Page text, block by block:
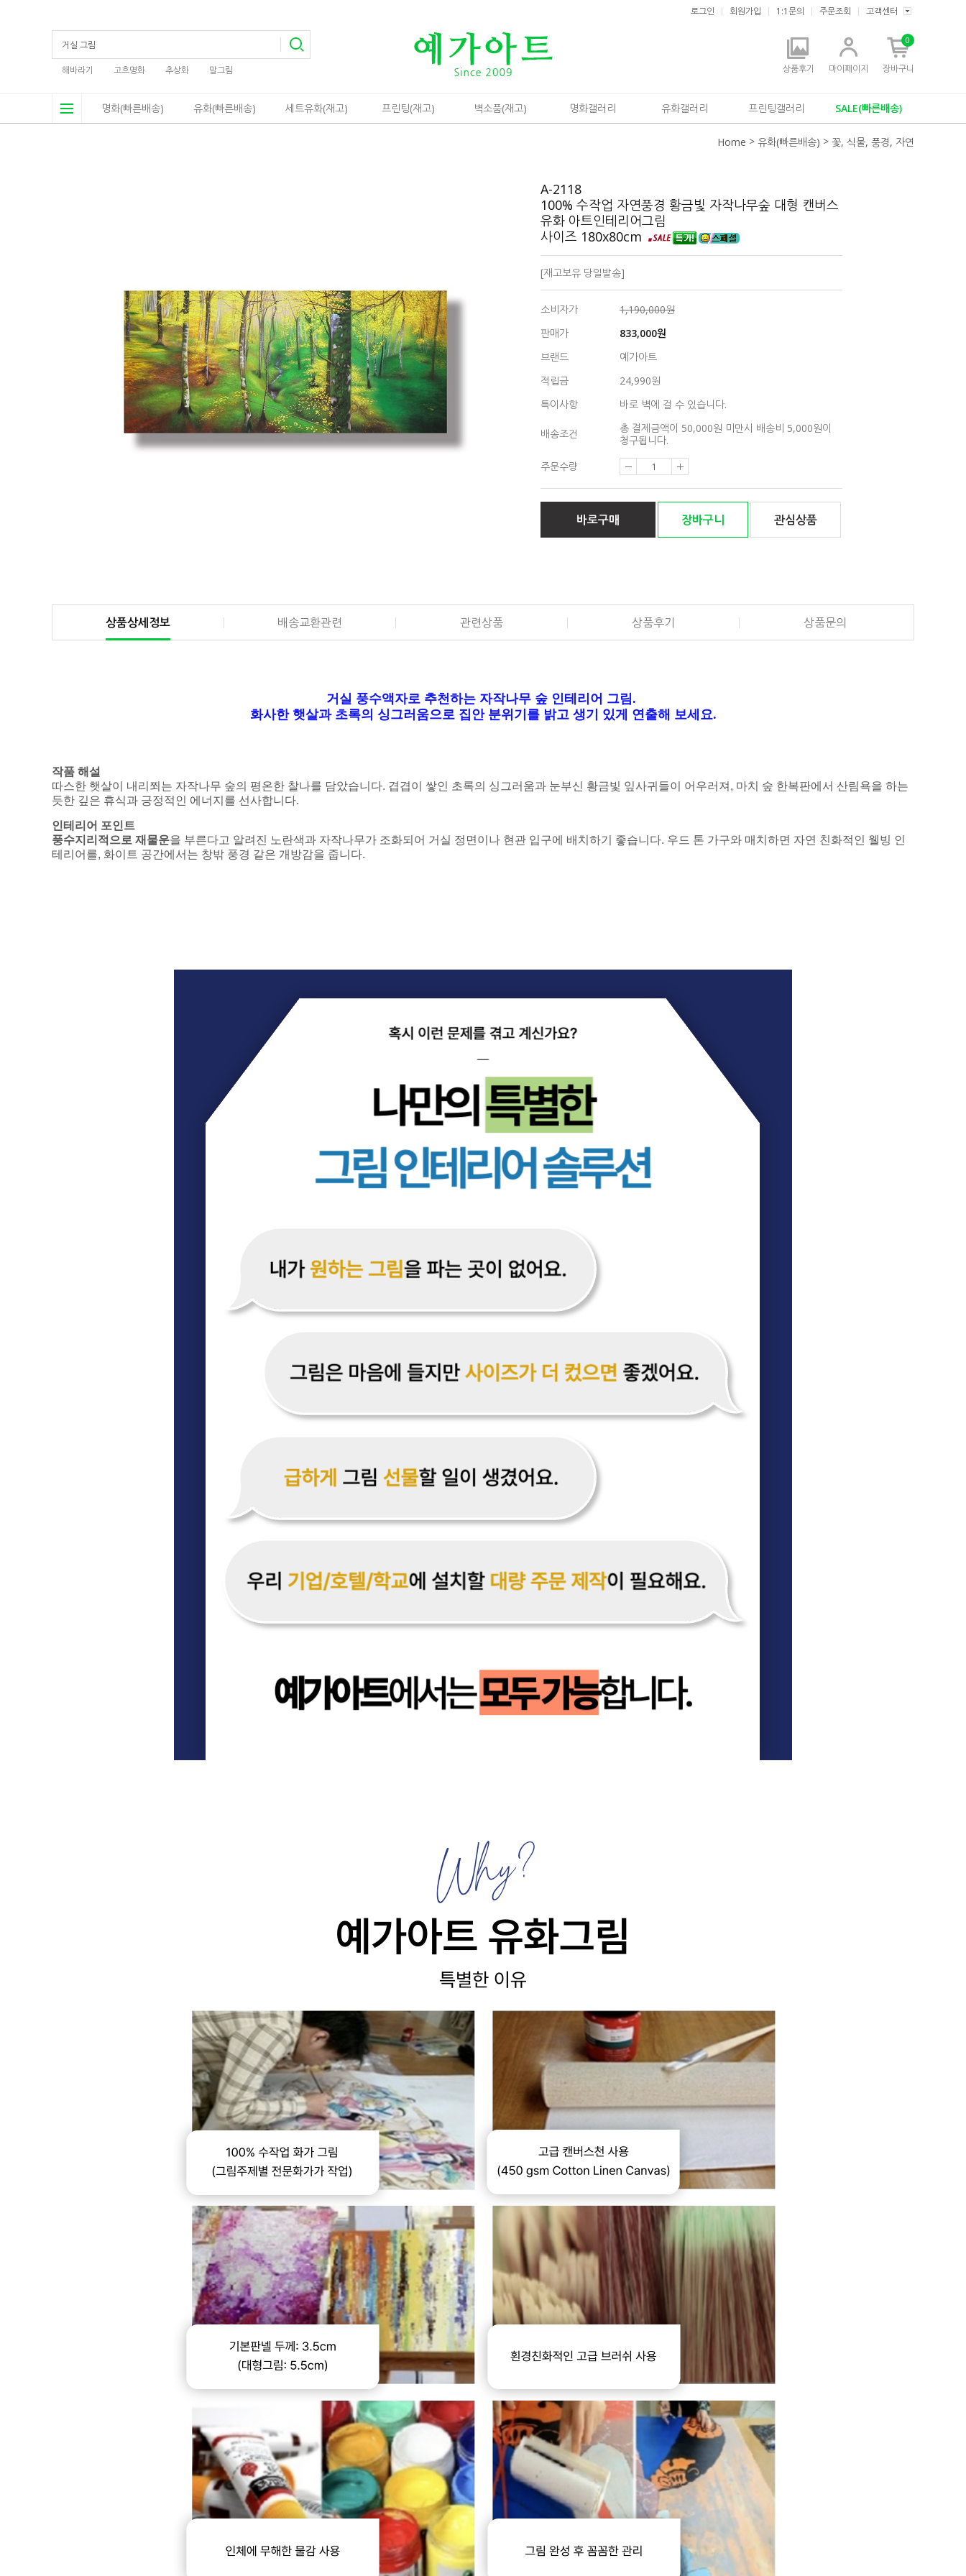
해바라기 고흐명화 추상화 말그림
로그인 회원가입 1:1문의 주문조회 고객센터
상품후기 마이페이지 장바구니
0
명화(빠른배송) 유화(빠른배송) 세트유화(재고) 프린팅(재고) 벽소품(재고) 명화갤러리 유화갤러리 프린팅갤러리 SALE(빠른배송)
Home > 유화(빠른배송) > 꽃, 식물, 풍경, 자연
A-2118
100% 수작업 자연풍경 황금빛 자작나무숲 대형 캔버스
유화 아트인테리어그림
사이즈 180x80cm
[재고보유 당일발송]
소비자가
1,190,000원
판매가
833,000원
브랜드
예가아트
적립금
24,990원
특이사항
바로 벽에 걸 수 있습니다.
배송조건
총 결제금액이 50,000원 미만시 배송비 5,000원이
청구됩니다.
주문수량
바로구매 장바구니 관심상품
상품상세정보 배송교환관련 관련상품 상품후기 상품문의
거실 풍수액자로 추천하는 자작나무 숲 인테리어 그림.
화사한 햇살과 초록의 싱그러움으로 집안 분위기를 밝고 생기 있게 연출해 보세요.
작품 해설
따스한 햇살이 내리쬐는 자작나무 숲의 평온한 찰나를 담았습니다. 겹겹이 쌓인 초록의 싱그러움과 눈부신 황금빛 잎사귀들이 어우러져, 마치 숲 한복판에서 산림욕을 하는
듯한 깊은 휴식과 긍정적인 에너지를 선사합니다.
인테리어 포인트
풍수지리적으로 재물운을 부른다고 알려진 노란색과 자작나무가 조화되어 거실 정면이나 현관 입구에 배치하기 좋습니다. 우드 톤 가구와 매치하면 자연 친화적인 웰빙 인
테리어를, 화이트 공간에서는 창밖 풍경 같은 개방감을 줍니다.